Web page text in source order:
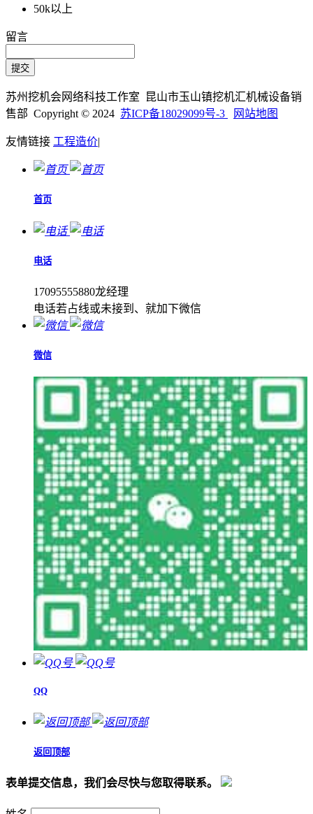
50k以上
留言
苏州挖机会网络科技工作室 昆山市玉山镇挖机汇机械设备销
售部 Copyright © 2024 苏ICP备18029099号-3 网站地图
友情链接 工程造价|
首页
电话
17095555880龙经理
电话若占线或未接到、就加下微信
微信
QQ
返回顶部
表单提交信息，我们会尽快与您取得联系。